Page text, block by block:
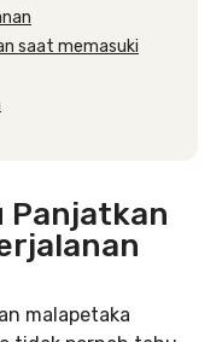
saat memasuki
Panjatkan
malapetaka